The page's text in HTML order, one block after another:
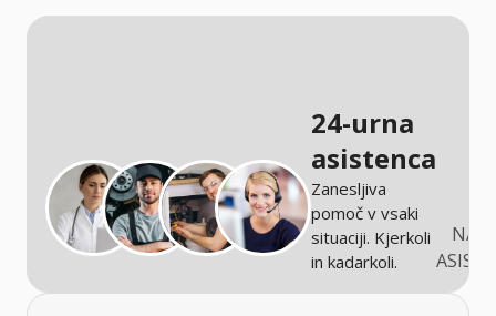
24-urna
asistenca
Zanesljiva
pomoč v vsaki
situaciji. Kjerkoli
in kadarkoli.